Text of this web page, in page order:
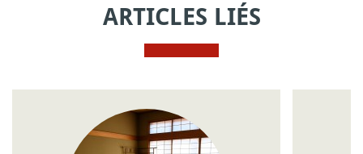
ARTICLES LIÉS